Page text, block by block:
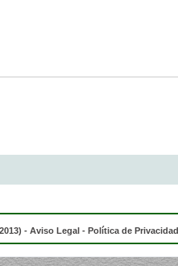
- Aviso Legal - Política de Privacidad